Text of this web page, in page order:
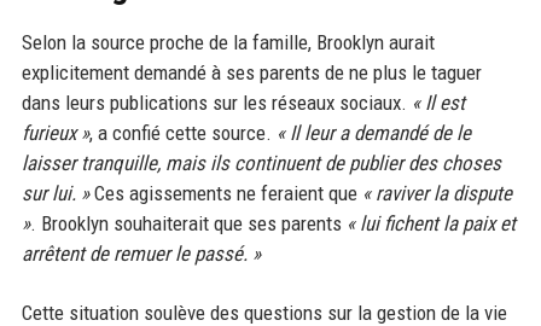
Selon la source proche de la famille, Brooklyn aurait
explicitement demandé à ses parents de ne plus le taguer
dans leurs publications sur les réseaux sociaux. « Il est
furieux », a confié cette source. « Il leur a demandé de le
laisser tranquille, mais ils continuent de publier des choses
sur lui. »Ces agissements ne feraient que « raviver la dispute
». Brooklyn souhaiterait que ses parents « lui fichent la paix et
arrêtent de remuer le passé. »
Cette situation soulève des questions sur la gestion de la vie